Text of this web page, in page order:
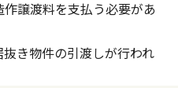
譲渡料を支払う必要があ
き物件の引渡しが行われ